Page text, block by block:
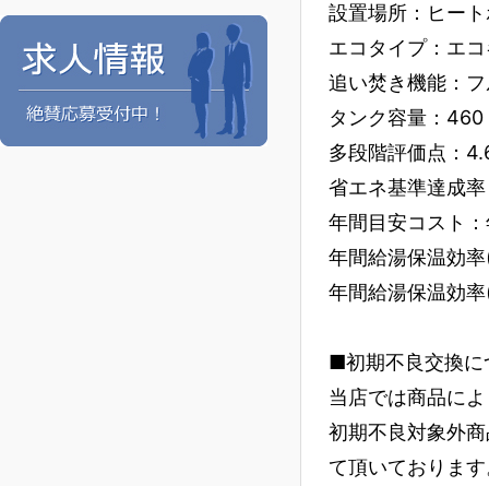
設置場所：ヒー
エコタイプ：エ
追い焚き機能：
タンク容量：460
多段階評価点：
省エネ基準達成
年間目安コスト
年間給湯保温効
年間給湯保温効
■初期不良交換に
当店では商品に
初期不良対象外
て頂いておりま